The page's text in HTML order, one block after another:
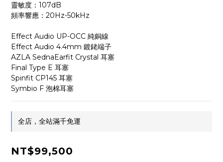
靈敏度：107dB
頻率響應：20Hz-50kHz
Effect Audio UP-OCC 純銅線
Effect Audio 4.4mm 鍍銠端子
AZLA SednaEarfit Crystal 耳塞
Final Type E 耳塞
Spinfit CP145 耳塞
Symbio F 泡棉耳塞
全店，全站滿千免運
NT$99,500